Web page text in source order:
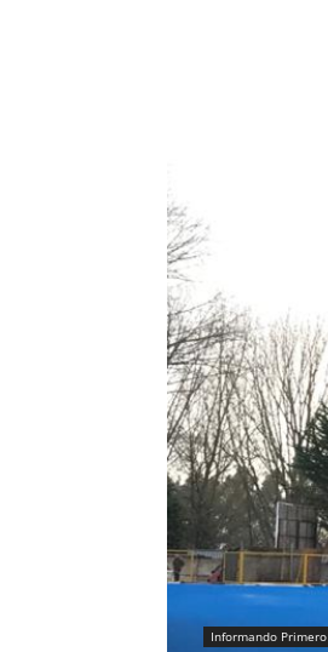
Informando Primero